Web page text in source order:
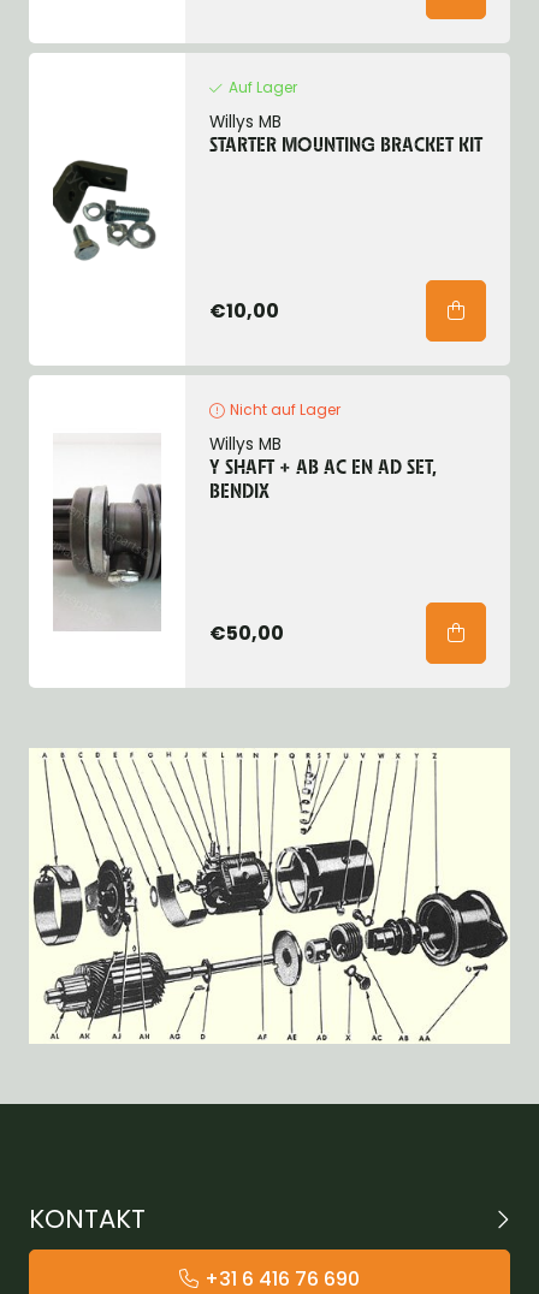
Auf Lager
Willys MB
STARTER MOUNTING BRACKET KIT
€10,00
Nicht auf Lager
Willys MB
Y SHAFT + AB AC EN AD SET,
BENDIX
€50,00
KONTAKT
+31 6 416 76 690